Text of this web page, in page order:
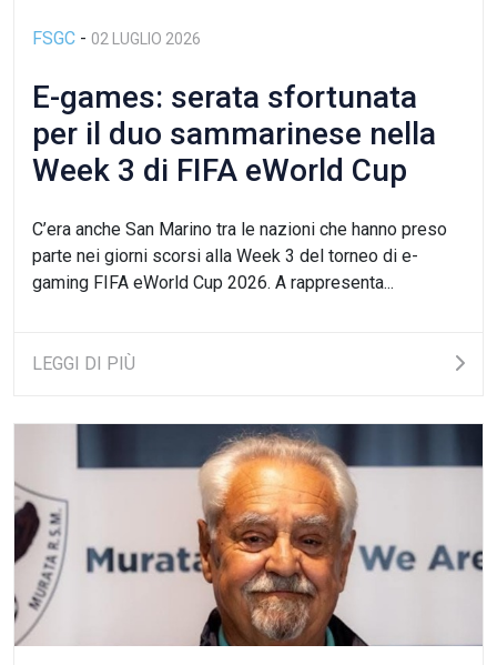
FSGC - 02 LUGLIO 2026
E-games: serata sfortunata
per il duo sammarinese nella
Week 3 di FIFA eWorld Cup
C’era anche San Marino tra le nazioni che hanno preso
parte nei giorni scorsi alla Week 3 del torneo di e-
gaming FIFA eWorld Cup 2026. A rappresenta...
LEGGI DI PIÙ